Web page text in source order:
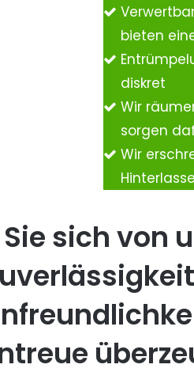
bieten
diskret
Wir
sorgen
Wir
sich von